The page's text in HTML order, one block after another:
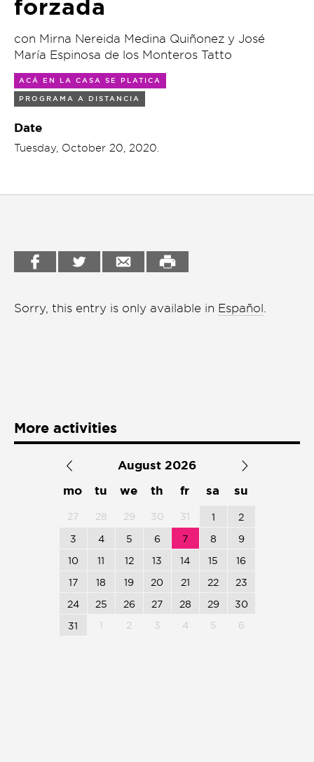
Garden
Bookstore
Workshop
charla
Cineclub
Conferencias
Cursos
Festivales
Líderes 2025
Música en la Casa
Otros
forzada
con Mirna Nereida Medina Quiñonez y José
María Espinosa de los Monteros Tatto
ACÁ EN LA CASA SE PLATICA
PROGRAMA A DISTANCIA
Date
Tuesday, October 20, 2020.
Sorry, this entry is only available in Español
More activities
August 2026
mo
tu we th fr sa su
27 28 29 30 31 1
2
3
4 5 6 7 8
9
10
11 12 13 14 15
16
17
18 19 20 21 22
23
24
25 26 27 28 29
30
31
1 2 3 4 5 6